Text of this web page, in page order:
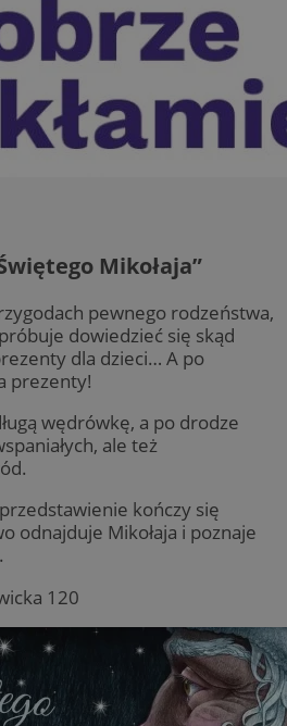
Mikołaja”
pewnego rodzeństwa,
dowiedzieć się skąd
dla dzieci… A po
prezenty!
wędrówkę, a po drodze
ale też
kończy się
odnajduje Mikołaja i poznaje
120